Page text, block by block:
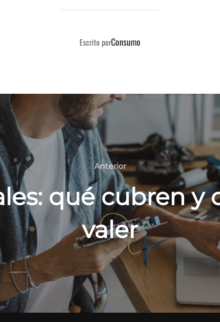
AUTOR DE LA PUBLICACIÓN
Escrito porConsumo
Anterior
Anterior
qué cubren y
valer